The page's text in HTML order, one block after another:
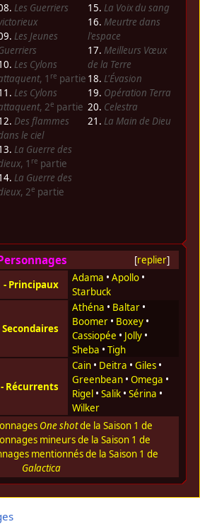
Les Guerriers
Les Jeunes
Les Cylons
, 1 re partie
Les Cylons
, 2e partie
Des flammes
le ciel
La Guerre des
, 1 re partie
La Guerre des
, 2e partie
15. La Voix du sang
16. Meurtre dans
l'espace
17. Meilleurs Vœux
de la Terre
18. L'Évasion
19. Opération Terra
20. Celestra
21. La Main de Dieu
[replier]
- Principaux
Adama • Apollo•
Starbuck
Athéna • Baltar•
Boomer• Boxey•
Cassiopée • Jolly•
Sheba • Tigh
Récurrents
Cain• Deitra • Giles•
Greenbean• Omega •
Rigel• Salik• Sérina •
Wilker
One shotde la Saison 1 de
mineurs de la Saison 1 de
mentionnés de la Saison 1 de
Galactica